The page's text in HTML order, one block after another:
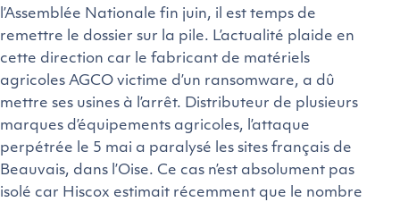
l’Assemblée Nationale fin juin, il est temps de
remettre le dossier sur la pile. L’actualité plaide en
cette direction car le fabricant de matériels
agricoles AGCO victime d’un ransomware, a dû
mettre ses usines à l’arrêt. Distributeur de plusieurs
marques d’équipements agricoles, l’attaque
perpétrée le 5 mai a paralysé les sites français de
Beauvais, dans l’Oise. Ce cas n’est absolument pas
isolé car Hiscox estimait récemment que le nombre